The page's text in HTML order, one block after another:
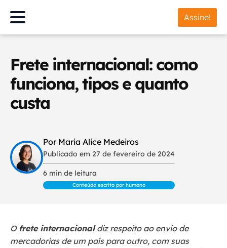
Assine!
Frete internacional: como
funciona, tipos e quanto
custa
Por Maria Alice Medeiros
Publicado em 27 de fevereiro de 2024
6 min de leitura
Conteúdo escrito por humano
O frete internacionaldiz respeito ao envio de
mercadorias de um país para outro, com suas